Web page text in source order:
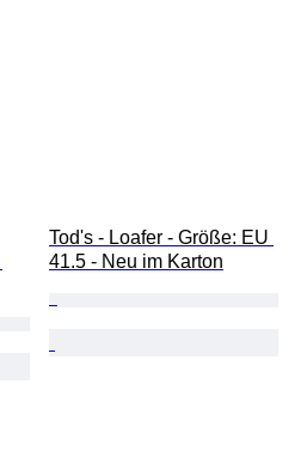
Tod's - Loafer - Größe: EU
41.5 - Neu im Karton